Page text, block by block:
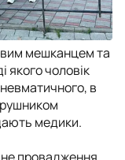
мешканцем та
якого чоловік
в
медики.